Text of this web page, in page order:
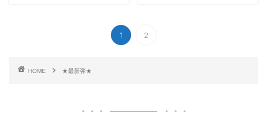
1 2
HOME ★最新弾★